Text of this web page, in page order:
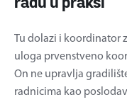
radu u praksi
Tu dolazi i koordinator
uloga prvenstveno
On ne upravlja
radnicima kao